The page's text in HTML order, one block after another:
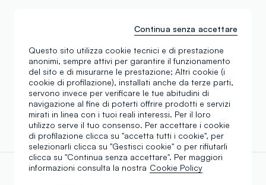
Questo sito utilizza cookie tecnici e di prestazione
anonimi, sempre attivi per garantire il funzionamento
del sito e di misurarne le prestazione; Altri cookie (i
cookie di profilazione), installati anche da terze parti,
servono invece per verificare le tue abitudini di
navigazione al fine di poterti offrire prodotti e servizi
mirati in linea con i tuoi reali interessi. Per il loro
utilizzo serve il tuo consenso. Per accettare i cookie
di profilazione clicca su "accetta tutti i cookie", per
selezionarli clicca su "Gestisci cookie" o per rifiutarli
clicca su "Continua senza accettare". Per maggiori
informazioni consulta la nostra Cookie Policy
Continua senza accettare